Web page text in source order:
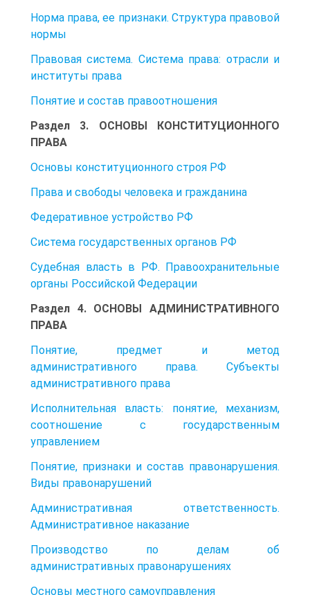
Норма права, ее признаки. Структура правовой
нормы
Правовая система. Система права: отрасли и
институты права
Понятие и состав правоотношения
Раздел 3. ОСНОВЫ КОНСТИТУЦИОННОГО
ПРАВА
Основы конституционного строя РФ
Права и свободы человека и гражданина
Федеративное устройство РФ
Система государственных органов РФ
Судебная власть в РФ. Правоохранительные
органы Российской Федерации
Раздел 4. ОСНОВЫ АДМИНИСТРАТИВНОГО
ПРАВА
Понятие, предмет и метод
административного права. Субъекты
административного права
Исполнительная власть: понятие, механизм,
соотношение с государственным
управлением
Понятие, признаки и состав правонарушения.
Виды правонарушений
Административная ответственность.
Административное наказание
Производство по делам об
административных правонарушениях
Основы местного самоуправления